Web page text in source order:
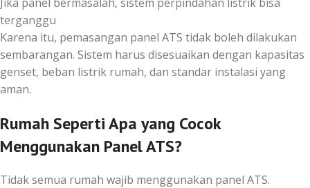
terganggu
Karena itu, pemasangan panel ATS tidak boleh dilakukan
sembarangan. Sistem harus disesuaikan dengan kapasitas
genset, beban listrik rumah, dan standar instalasi yang
aman.
Rumah Seperti Apa yang Cocok
Menggunakan Panel ATS?
Tidak semua rumah wajib menggunakan panel ATS.